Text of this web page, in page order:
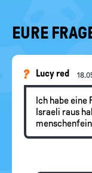
EURE
Lucy red
Ich habe
Israeli raus